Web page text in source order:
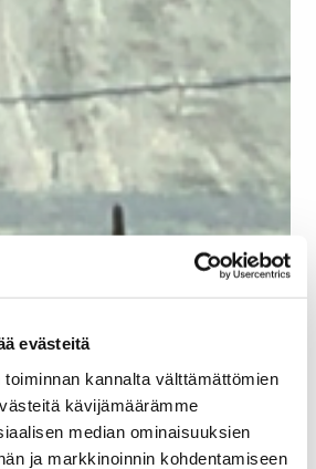
evästeitä
kannalta välttämättömien
kävijämäärämme
median ominaisuuksien
ja markkinoinnin kohdentamiseen